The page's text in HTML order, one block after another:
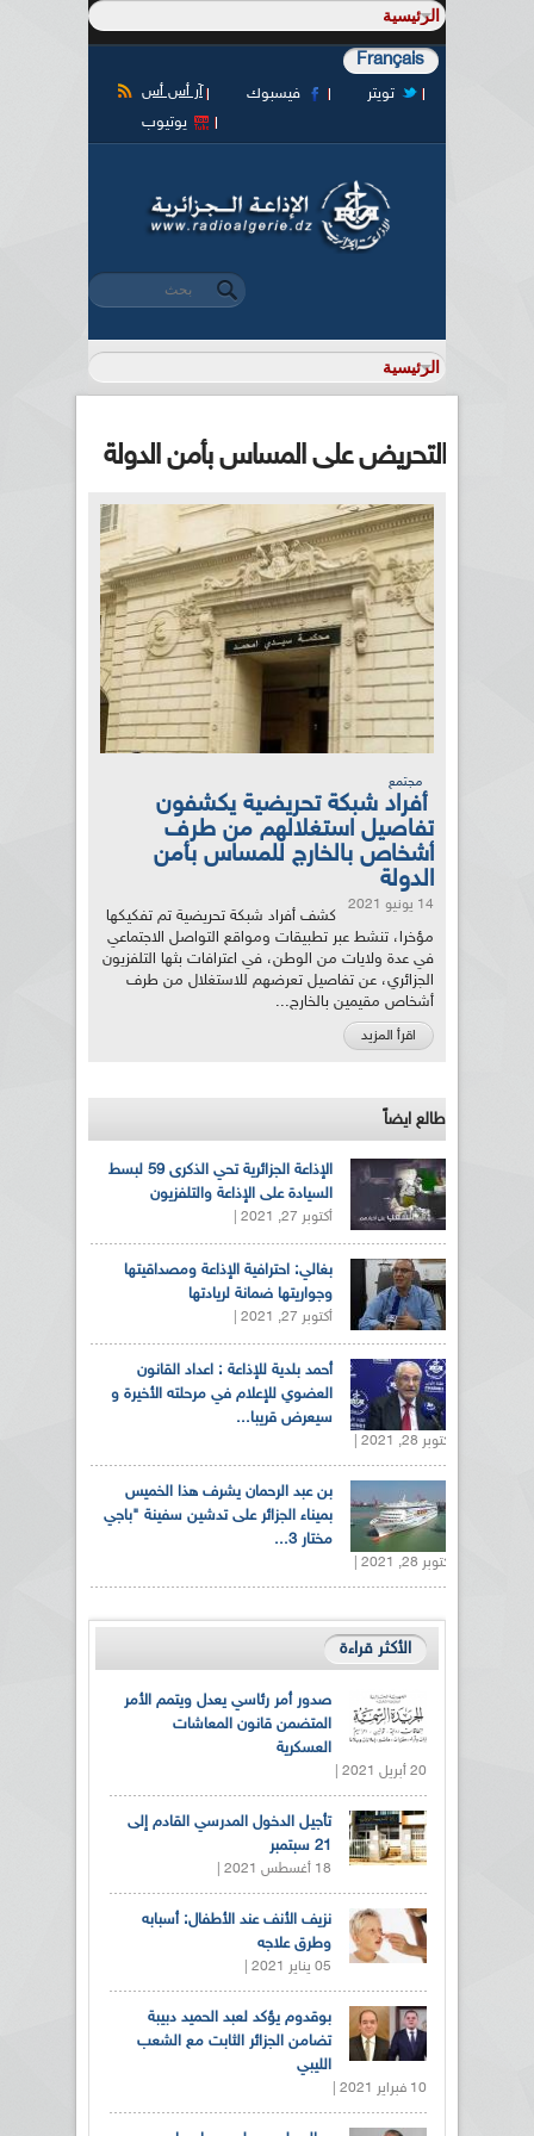
Français
آر أس أس فيسبوك
تويتر
يوتيوب
استمارة البحث
‏بحث ‏
التحريض على المساس بأمن الدولة
مجتمع
أفراد شبكة تحريضية يكشفون
تفاصيل استغلالهم من طرف
أشخاص بالخارج للمساس بأمن
الدولة
14 يونيو 2021
كشف أفراد شبكة تحريضية تم تفكيكها
مؤخرا، تنشط عبر تطبيقات ومواقع التواصل الاجتماعي
في عدة ولايات من الوطن، في اعترافات بثها التلفزيون
الجزائري، عن تفاصيل تعرضهم للاستغلال من طرف
أشخاص مقيمين بالخارج...
اقرأ المزيد
طالع ايضاً
الإذاعة الجزائرية تحي الذكرى 59 لبسط
السيادة على الإذاعة والتلفزيون
أكتوبر 27, 2021 |
بغالي: احترافية الإذاعة ومصداقيتها
وجواريتها ضمانة لريادتها
أكتوبر 27, 2021 |
أحمد بلدية للإذاعة : اعداد القانون
العضوي للإعلام في مرحلته الأخيرة و
سيعرض قريبا...
أكتوبر 28, 2021 |
بن عبد الرحمان يشرف هذا الخميس
بميناء الجزائر على تدشين سفينة "باجي
مختار 3...
أكتوبر 28, 2021 |
الأكثر قراءة
صدور أمر رئاسي يعدل ويتمم الأمر
المتضمن قانون المعاشات
العسكرية
20 أبريل 2021 |
تأجيل الدخول المدرسي القادم إلى
21 سبتمبر
18 أغسطس 2021 |
نزيف الأنف عند الأطفال: أسبابه
وطرق علاجه
05 يناير 2021 |
بوقدوم يؤكد لعبد الحميد دبيبة
تضامن الجزائر الثابت مع الشعب
الليبي
10 فبراير 2021 |